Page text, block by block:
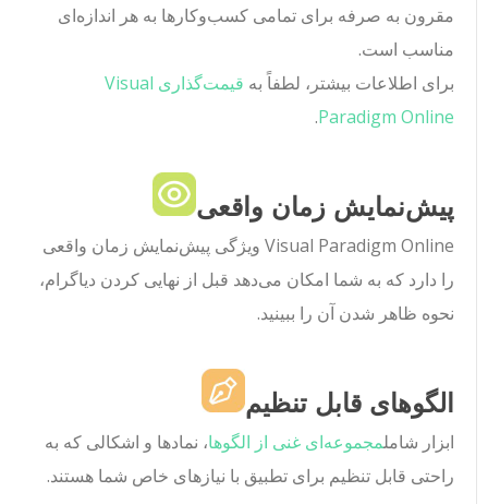
مقرون به صرفه برای تمامی کسب‌وکارها به هر اندازه‌ای
مناسب است.
برای اطلاعات بیشتر، لطفاً به
قیمت‌گذاری Visual
Paradigm Online
.
پیش‌نمایش زمان واقعی
Visual Paradigm Online ویژگی پیش‌نمایش زمان واقعی
را دارد که به شما امکان می‌دهد قبل از نهایی کردن دیاگرام،
نحوه ظاهر شدن آن را ببینید.
الگوهای قابل تنظیم
ابزار شاملمجموعه‌ای غنی از الگوها، نمادها و اشکالی که به
راحتی قابل تنظیم برای تطبیق با نیازهای خاص شما هستند.